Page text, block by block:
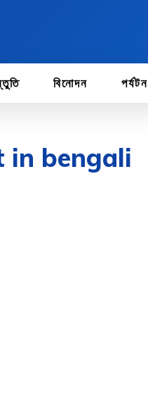
বিনোদন পর্যটন
in bengali